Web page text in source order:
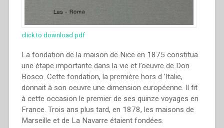
click to download pdf
La fondation de la maison de Nice en 1875 constitua
une étape importante dans la vie et l’oeuvre de Don
Bosco. Cette fondation, la première hors d ’Italie,
donnait à son oeuvre une dimension européenne. Il fit
à cette occasion le premier de ses quinze voyages en
France. Trois ans plus tard, en 1878, les maisons de
Marseille et de La Navarre étaient fondées.